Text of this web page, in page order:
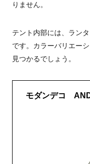
りません。
テント内部には、ラン
です。カラーバリエー
見つかるでしょう。
モダンデコ